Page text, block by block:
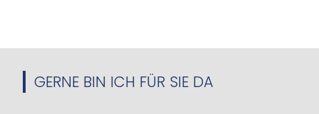
GERNE BIN ICH FÜR SIE DA